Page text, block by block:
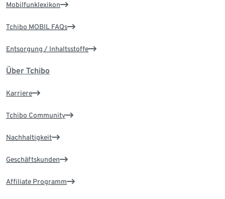
Mobilfunklexikon
Tchibo MOBIL FAQs
Entsorgung / Inhaltsstoffe
Über Tchibo
Karriere
Tchibo Community
Nachhaltigkeit
Geschäftskunden
Affiliate Programm